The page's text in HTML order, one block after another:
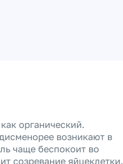
органический.
возникают в
чаще беспокоит во
созревание яйцеклетки.